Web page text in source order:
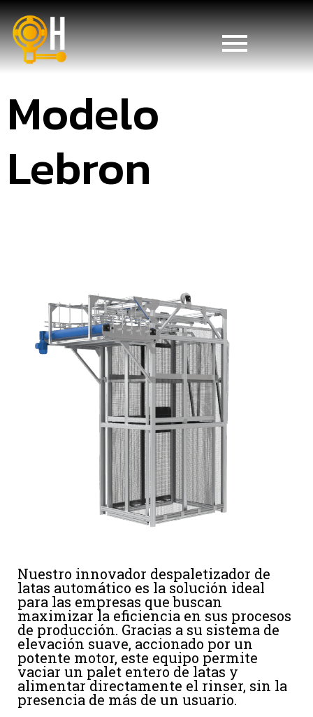
Modelo
Lebron
Nuestro innovador despaletizador de
latas automático es la solución ideal
para las empresas que buscan
maximizar la eficiencia en sus procesos
de producción. Gracias a su sistema de
elevación suave, accionado por un
potente motor, este equipo permite
vaciar un palet entero de latas y
alimentar directamente el rinser, sin la
presencia de más de un usuario.